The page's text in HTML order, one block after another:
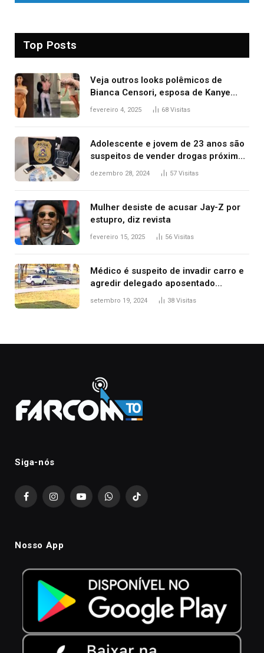
Top Posts
Veja outros looks polêmicos de
Bianca Censori, esposa de Kanye
West que apareceu nua no Grammy
fevereiro 4, 2025 68 Visitas
Adolescente e jovem de 23 anos são
suspeitos de vender drogas próximo
de delegacia e escola, diz polícia
dezembro 28, 2024 57 Visitas
Mulher desiste de acusar Jay-Z por
estupro, diz revista
fevereiro 15, 2025 56 Visitas
Médico é suspeito de invadir carro e
agredir delegado aposentado
durante confusão no trânsito
setembro 19, 2024 38 Visitas
Siga-nós
FacebookInstagramYouTubeWhatsAppTikTok
Nosso App